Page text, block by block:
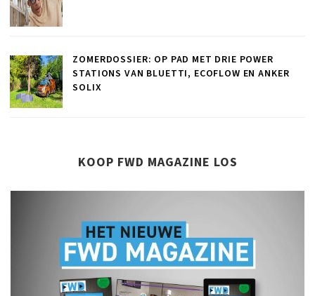
ZOMERDOSSIER: OP PAD MET DRIE POWER
STATIONS VAN BLUETTI, ECOFLOW EN ANKER
SOLIX
KOOP FWD MAGAZINE LOS